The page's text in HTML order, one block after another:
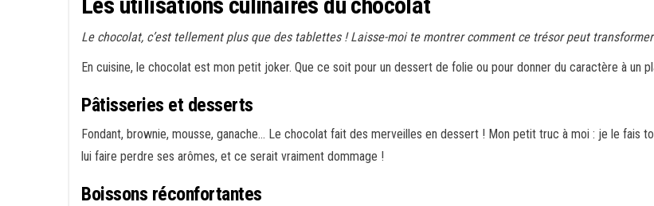
Le chocolat, c’est tellement plus que des tablettes ! Laisse-moi te montrer comment ce trésor peut
En cuisine, le chocolat est mon petit joker. Que ce soit pour un dessert de folie ou pour donner du caractère à un
Pâtisseries et desserts
Fondant, brownie, mousse, ganache… Le chocolat fait des merveilles en dessert ! Mon petit truc à moi : je le fais
lui faire perdre ses arômes, et ce serait vraiment dommage !
Boissons réconfortantes